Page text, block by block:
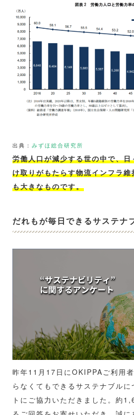
出典： みずほ総合研究所
労働人口が減少する世の中で、
け取りがもたらす物流インフラ
も大きなものです。
だれもが毎日できるサステナ
昨年11月17日にOKIPPAご利用
らなくてもできるサステナブル
トにご協力いただきました。約